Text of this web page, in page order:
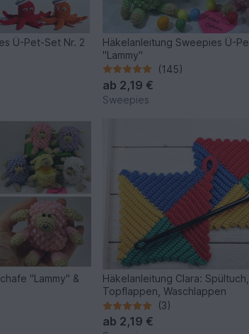
Ü-Pet-Set Nr. 2
Häkelanleitung Sweepies Ü-
"Lammy"
(145)
ab 2,19 €
Sweepies
"Lammy" &
Häkelanleitung Clara: Spültuch,
Topflappen, Waschlappen
(3)
ab 2,19 €